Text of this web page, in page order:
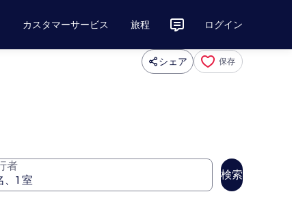
カスタマーサービス 旅程 ログイン
シェア 保存
者
検索